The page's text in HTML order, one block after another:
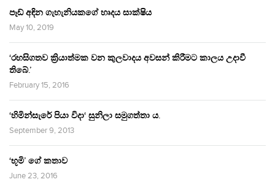
පෑඩ් අඳින ගැහැනියකගේ හෘදය සාක්ෂිය
May 10, 2019
‘රහසිගතව ක්‍රියාත්මක වන කුලවාදය අවසන් කිරීමට කාලය උදාවී
තිබේ.’
February 15, 2016
‘හිමින්සැරේ පියා විදා‘ සුනිලා සමුගත්තා ය.
September 9, 2013
‘භූමි’ ගේ කතාව
June 23, 2016